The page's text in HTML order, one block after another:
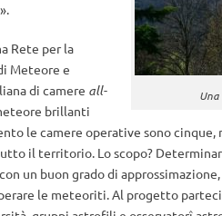
Rete per la
Meteore e
di camere all-
brillanti
le camere operative sono cinque,
il territorio. Lo scopo?
un buon grado di
le meteoriti. Al progetto